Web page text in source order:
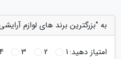
به "بزرگترین برند های لوازم
امتیاز دهید:1
2
3
4